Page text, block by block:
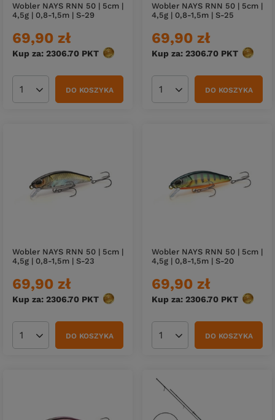
Wobler NAYS RNN 50 | 5cm |
4,5g | 0,8-1,5m | S-29
69,90 zł
Kup za: 2306.70 PKT punktów
Ilość produktówDO KOSZYKA
Wobler NAYS RNN 50 | 5cm |
4,5g | 0,8-1,5m | S-25
69,90 zł
Kup za: 2306.70 PKT
Ilość produktówDO KOSZYKA
Wobler NAYS RNN 50 | 5cm |
4,5g | 0,8-1,5m | S-23
69,90 zł
Kup za: 2306.70 PKT punktów
Ilość produktówDO KOSZYKA
Wobler NAYS RNN 50 | 5cm |
4,5g | 0,8-1,5m | S-20
69,90 zł
Kup za: 2306.70 PKT
Ilość produktówDO KOSZYKA